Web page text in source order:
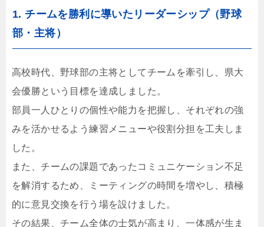
1. チームを勝利に導いたリーダーシップ（野球
部・主将）
高校時代、野球部の主将としてチームを牽引し、県大
会優勝という目標を達成しました。
部員一人ひとりの個性や能力を把握し、それぞれの強
みを活かせるよう練習メニューや役割分担を工夫しま
した。
また、チームの課題であったコミュニケーション不足
を解消するため、ミーティングの時間を増やし、積極
的に意見交換を行う場を設けました。
その結果、チーム全体の士気が高まり、一体感が生ま